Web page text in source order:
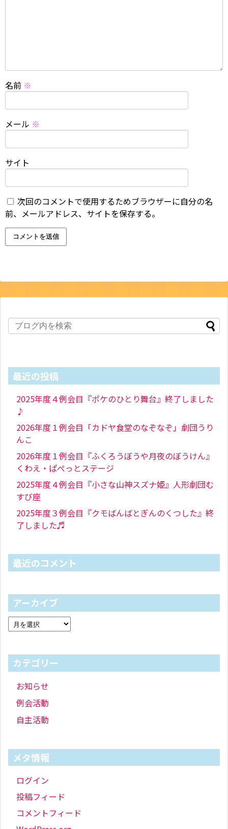
名前 ※
メール ※
サイト
次回のコメントで使用するためブラウザーに自分の名
前、メールアドレス、サイトを保存する。
最近の投稿
2025年度４例会目『ポケのひとり舞台』終了しました
♪
2026年度１例会目「カドヤ食堂のなぞなぞ」劇団うり
んこ
2026年度１例会目『ふくろうぼうや月夜のぼうけん』
くわえ・ぱぺっとステージ
2025年度４例会目『小さな山神スズナ姫』人形劇団む
すび座
2025年度３例会目『クモばんばとぎんのくつした』終
了しました♬
最近のコメント
アーカイブ
カテゴリー
お知らせ
例会活動
自主活動
メタ情報
ログイン
投稿フィード
コメントフィード